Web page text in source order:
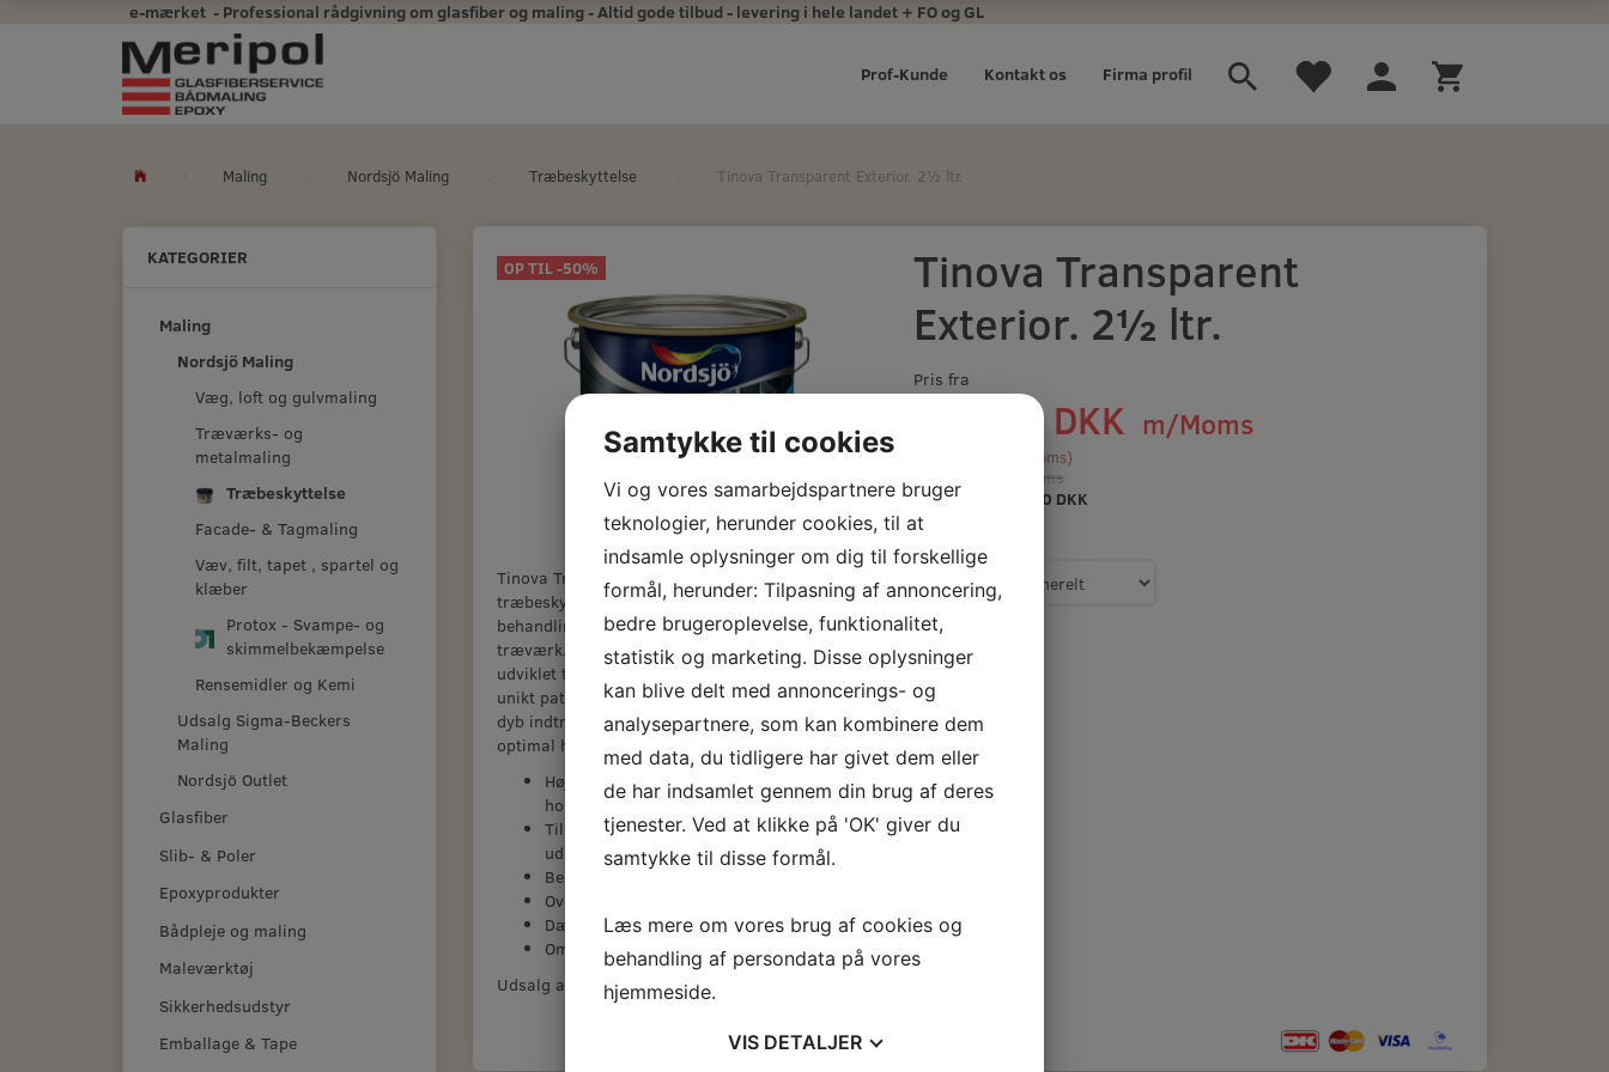
e-mærket - Professional rådgivning om glasfiber og maling - Altid gode tilbud - levering i hele landet + FO og GL
Firma profil
Kontakt os
Prof-Kunde
Maling Nordsjö Maling Træbeskyttelse Tinova Transparent Exterior. 2½ ltr.
KATEGORIER
Maling
Nordsjö Maling
Væg, loft og gulvmaling
Træværks- og
metalmaling
Træbeskyttelse
Facade- & Tagmaling
Væv, filt, tapet , spartel og
klæber
Protox - Svampe- og
skimmelbekæmpelse
Rensemidler og Kemi
Udsalg Sigma-Beckers
Maling
Nordsjö Outlet
Glasfiber
Slib- & Poler
Epoxyprodukter
Bådpleje og maling
Maleværktøj
Sikkerhedsudstyr
Emballage & Tape
OP TIL -50%
Tinova Transparent Exterior er en højteknologisk
træbeskyttelse med lang holdbarhed, til
behandling af træfacader og andet udendørs
træværk. Tinova Transparent Exterior er specielt
udviklet til det nordiske klima og indeholder et
unikt patenteret bindemiddel, der giver en ekstra
dyb indtrængning og vedhæftning, samt sikre
optimal holbarhed og beskyttelse af træet.
Højteknologisk træbeskyttelse med lang
holdbarhed
Til behandling af træfacader og andet
udendørs træværk
Berøringstør: 8 timer
Overmalbar: 12 timer
Dækkeevne: nymaling: 8-10 m2/ltr.
Ommaling: 6-8 m2/ ltr.
Udsalg af farven 362 Black & Brown
Tinova Transparent
Exterior. 2½ ltr.
Pris fra
400,00 DKK m/Moms
u/Moms)
m/Moms
Du sparer:
399,00 DKK
Læg i kurv
Samtykke til cookies
Vi og vores samarbejdspartnere bruger
teknologier, herunder cookies, til at
indsamle oplysninger om dig til forskellige
formål, herunder: Tilpasning af annoncering,
bedre brugeroplevelse, funktionalitet,
statistik og marketing. Disse oplysninger
kan blive delt med annoncerings- og
analysepartnere, som kan kombinere dem
med data, du tidligere har givet dem eller
de har indsamlet gennem din brug af deres
tjenester. Ved at klikke på 'OK' giver du
samtykke til disse formål.
Læs mere om vores brug af cookies og
behandling af persondata på vores
hjemmeside.
VIS DETALJER